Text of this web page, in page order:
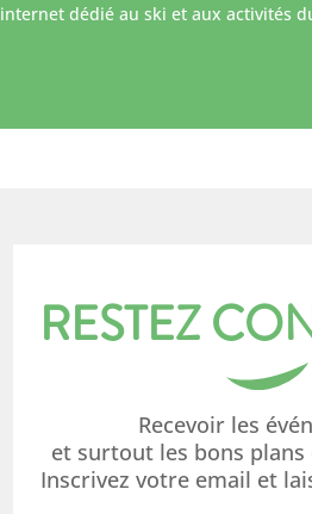
internet dédié au ski et aux activités
RESTEZ
Recevoir les
et surtout les bons plans
Inscrivez votre email et